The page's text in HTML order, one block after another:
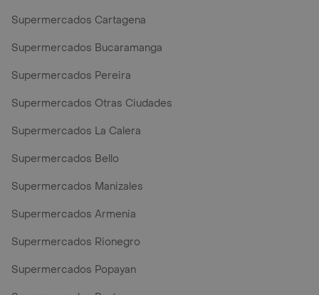
Supermercados Cartagena
Supermercados Bucaramanga
Supermercados Pereira
Supermercados Otras Ciudades
Supermercados La Calera
Supermercados Bello
Supermercados Manizales
Supermercados Armenia
Supermercados Rionegro
Supermercados Popayan